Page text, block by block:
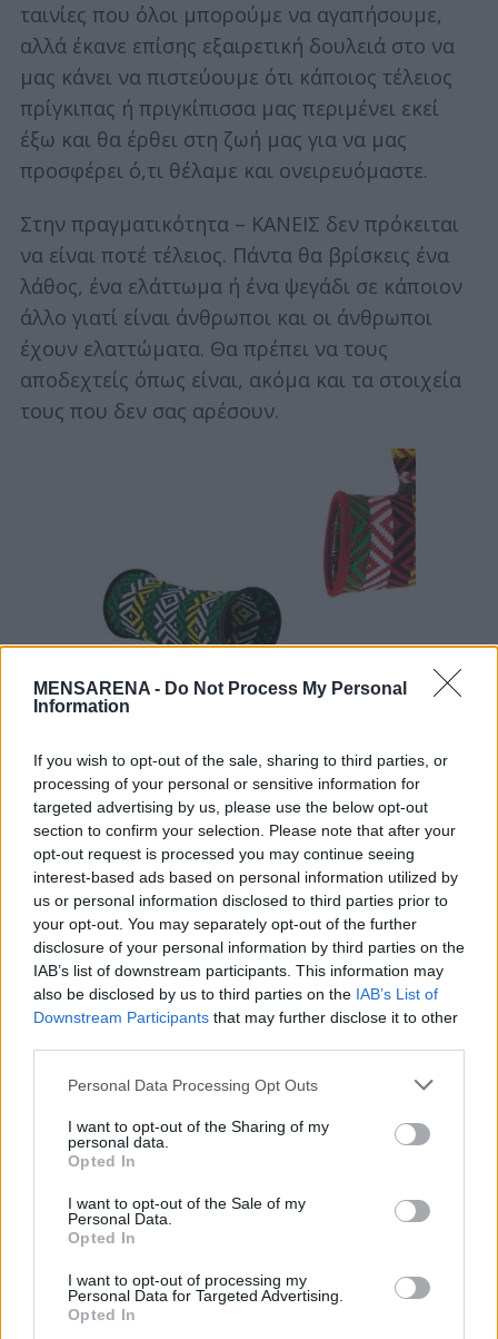
MENSARENA - Do Not Process My Personal
Information
If you wish to opt-out of the sale, sharing to third parties, or
processing of your personal or sensitive information for
targeted advertising by us, please use the below opt-out
section to confirm your selection. Please note that after your
opt-out request is processed you may continue seeing
interest-based ads based on personal information utilized by
us or personal information disclosed to third parties prior to
your opt-out. You may separately opt-out of the further
disclosure of your personal information by third parties on the
IAB’s list of downstream participants. This information may
also be disclosed by us to third parties on the IAB’s List of
Downstream Participants that may further disclose it to other
Personal Data Processing Opt Outs
I want to opt-out of the Sharing of my
personal data.
Opted In
I want to opt-out of the Sale of my
Personal Data.
Opted In
I want to opt-out of processing my
Personal Data for Targeted Advertising.
Opted In
ταινίες που όλοι μπορούμε να αγαπήσουμε,
αλλά έκανε επίσης εξαιρετική δουλειά στο να
μας κάνει να πιστεύουμε ότι κάποιος τέλειος
πρίγκιπας ή πριγκίπισσα μας περιμένει εκεί
έξω και θα έρθει στη ζωή μας για να μας
προσφέρει ό,τι θέλαμε και ονειρευόμαστε.
Στην πραγματικότητα – ΚΑΝΕΙΣ δεν πρόκειται
να είναι ποτέ τέλειος. Πάντα θα βρίσκεις ένα
λάθος, ένα ελάττωμα ή ένα ψεγάδι σε κάποιον
άλλο γιατί είναι άνθρωποι και οι άνθρωποι
έχουν ελαττώματα. Θα πρέπει να τους
αποδεχτείς όπως είναι, ακόμα και τα στοιχεία
τους που δεν σας αρέσουν.
4. Δεν έχετε κάνει ακόμα τη σωστή
Αυτό κάνει μερικούς ανθρώπους να
τρελαίνονται, αλλά το θέμα είναι ότι όταν δεν
έχετε εργαστεί για να βελτιώσετε τον εαυτό
σας, θα συνεχίσετε να προσελκύετε ανθρώπους
S
a
r